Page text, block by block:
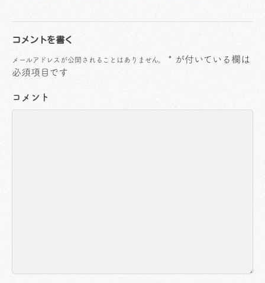
コメントを書く
メールアドレスが公開されることはありません。 * が付いている欄は
必須項目です
コメント